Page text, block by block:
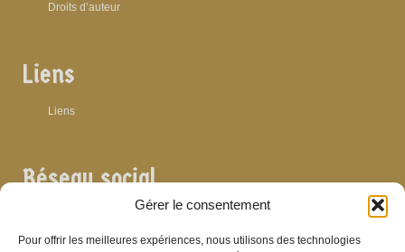
Gérer le consentement
Pour offrir les meilleures expériences, nous utilisons des technologies
Droits d’auteur
Liens
Liens
Réseau social